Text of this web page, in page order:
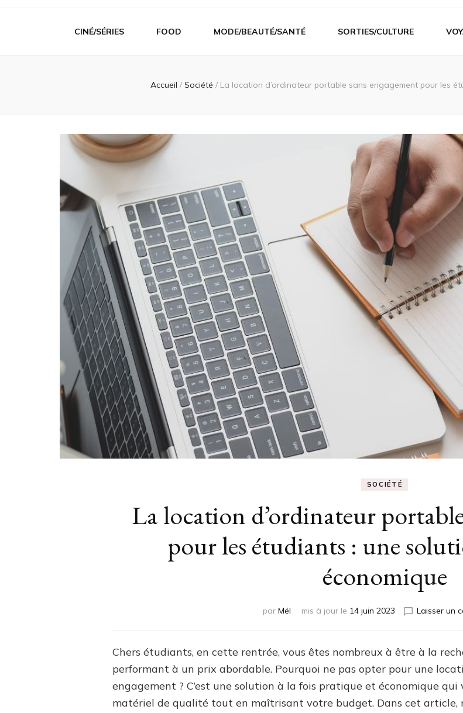
CINÉ/SÉRIES FOOD MODE/BEAUTÉ/SANTÉ SORTIES/CULTURE
Accueil / Société / La location d’ordinateur portable sans engagement pour les
SOCIÉTÉ
La location d’ordinateur
pour les étudiants : une
économique
par Mél mis à jour le 14 juin 2023 Laisser un
Chers étudiants, en cette rentrée, vous êtes nombreux à être à la
performant à un prix abordable. Pourquoi ne pas opter pour une
engagement ? C’est une solution à la fois pratique et économique qui
matériel de qualité tout en maîtrisant votre budget. Dans cet article,